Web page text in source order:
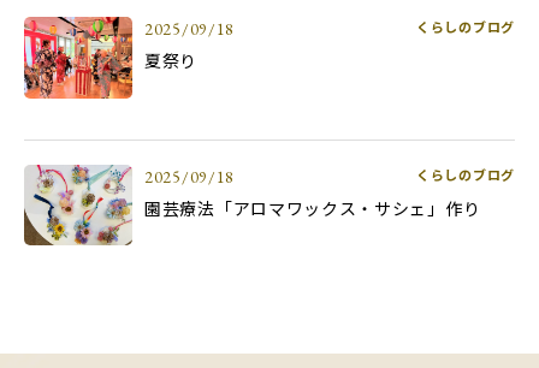
2025/09/18 くらしのブログ
夏祭り
2025/09/18 くらしのブログ
園芸療法「アロマワックス・サシェ」作り